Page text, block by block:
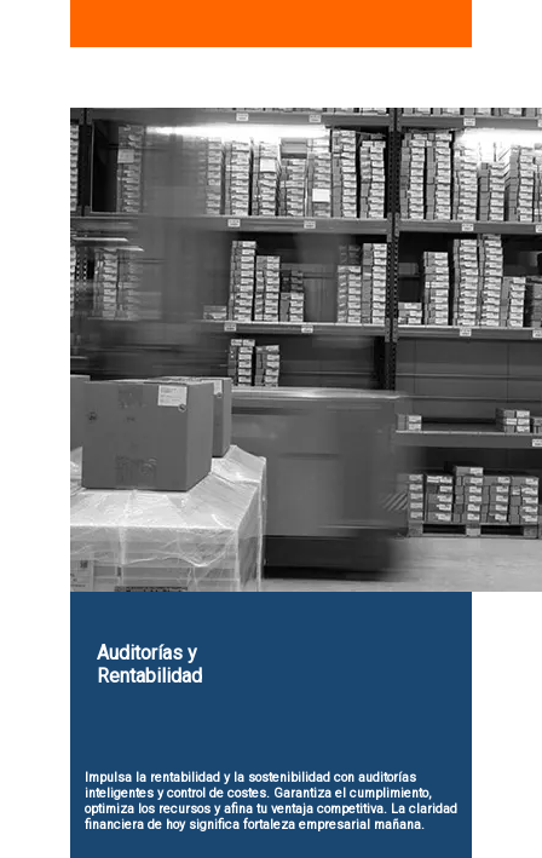
Auditorías y
Rentabilidad
Impulsa la rentabilidad y la sostenibilidad con auditorías
inteligentes y control de costes. Garantiza el cumplimiento,
optimiza los recursos y afina tu ventaja competitiva. La claridad
financiera de hoy significa fortaleza empresarial mañana.